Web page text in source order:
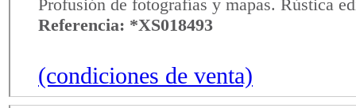
Profusión de fotografías y mapas. Rústica
Referencia: *XS018493
(condiciones de venta)